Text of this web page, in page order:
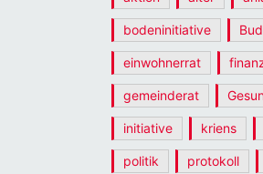
bodeninitiative
einwohnerrat
gemeinderat
initiative kriens
politik protokoll